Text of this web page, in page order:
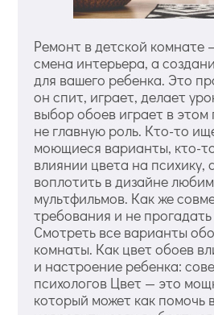
Ремонт в детской комнате
смена интерьера, а
для вашего ребенка. Это
он спит, играет, делает
выбор обоев играет в этом
не главную роль. Кто-то
моющиеся варианты, кто-
влиянии цвета на психику,
воплотить в дизайне
мультфильмов. Как же
требования и не
Смотреть все варианты
комнаты. Как цвет обоев
и настроение ребенка:
психологов Цвет — это
который может как помочь